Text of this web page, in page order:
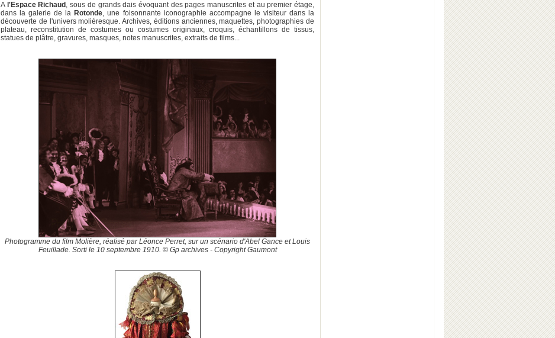
A l'Espace Richaud , sous de grands dais évoquant des pages manuscrites et au premier étage,
dans la galerie de la Rotonde, une foisonnante iconographie accompagne le visiteur dans la
découverte de l'univers moliéresque. Archives, éditions anciennes, maquettes, photographies de
plateau, reconstitution de costumes ou costumes originaux, croquis, échantillons de tissus,
statues de plâtre, gravures, masques, notes manuscrites, extraits de films...
Photogramme du film Molière, réalisé par Léonce Perret, sur un scénario d'Abel Gance et Louis
Feuillade. Sorti le 10 septembre 1910. © Gp archives - Copyright Gaumont